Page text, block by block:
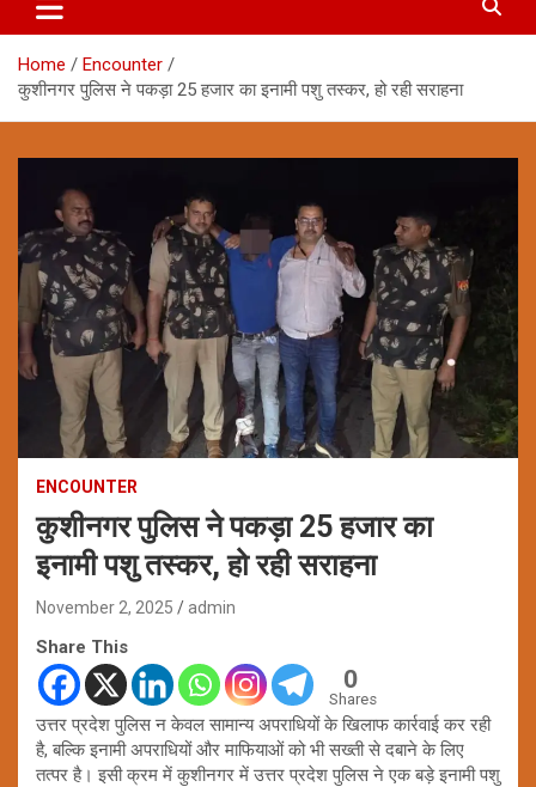
Home
Encounter
कुशीनगर पुलिस ने पकड़ा 25 हजार का इनामी पशु तस्कर, हो रही सराहना
ENCOUNTER
कुशीनगर पुलिस ने पकड़ा 25 हजार का
इनामी पशु तस्कर, हो रही सराहना
November 2, 2025 admin
Share This
0
Shares
उत्तर प्रदेश पुलिस न केवल सामान्य अपराधियों के खिलाफ कार्रवाई कर रही
है, बल्कि इनामी अपराधियों और माफियाओं को भी सख्ती से दबाने के लिए
तत्पर है। इसी क्रम में कुशीनगर में उत्तर प्रदेश पुलिस ने एक बड़े इनामी पशु